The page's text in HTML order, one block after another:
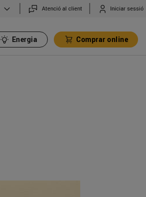
Atenció al client Iniciar sessió
Energia Comprar online